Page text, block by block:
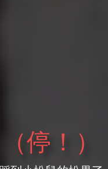
（停！）